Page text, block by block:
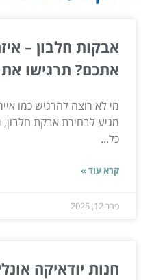
אבקות חלבון –
אתכם? תרגישו
מי לא רוצה להרגיש כמו
מגיע לבחירת אבקת
כל...
קרא עוד »
פבר 12, 2025
חנות יודאיקה